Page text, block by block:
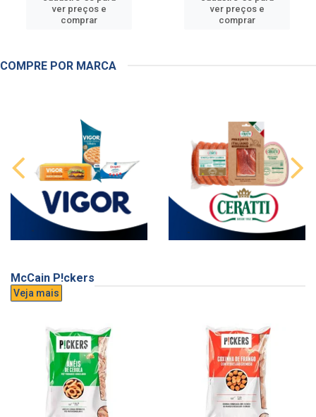
ver preços e
comprar
ver preços e
comprar
COMPRE POR MARCA
McCain P!ckers
Veja mais